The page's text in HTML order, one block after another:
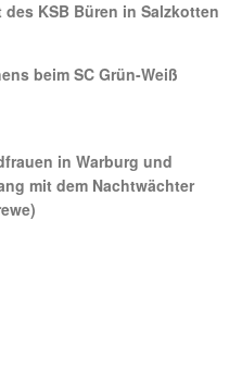
KSB Büren in Salzkotten
beim SC Grün-Weiß
in Warburg und
mit dem Nachtwächter